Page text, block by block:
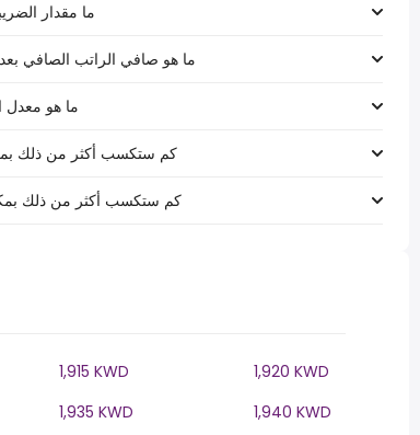
ما مقدار الضريبة
ما هو صافي الراتب الصافي بعد خصم الضرائب
ما هو معدل
كم ستكسب أكثر من ذلك بمكافأة د.ك.1000 على راتب
كم ستكسب أكثر من ذلك بمكافأة د.ك.5000 على راتب
1,915 KWD
1,920 KWD
1,935 KWD
1,940 KWD